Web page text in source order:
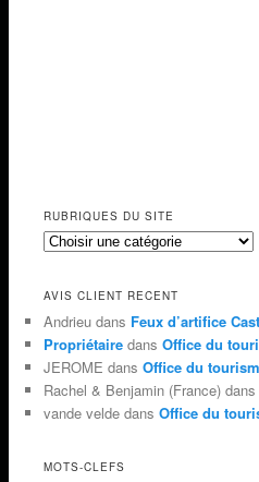
RUBRIQUES DU SITE
AVIS CLIENT RECENT
Andrieu dans Feux d’artifice
Propriétaire dansOffice du
JEROME dansOffice du
Rachel & Benjamin (France)
vande velde dansOffice du
MOTS-CLEFS